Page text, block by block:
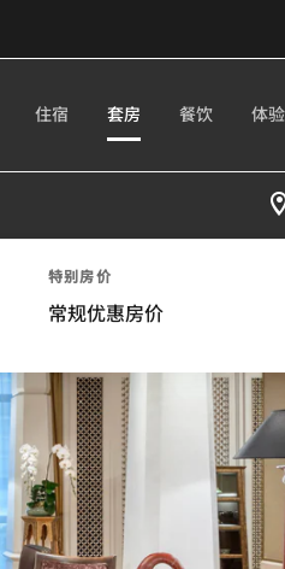
住宿 套房 餐饮 体验
特别房价
常规优惠房价